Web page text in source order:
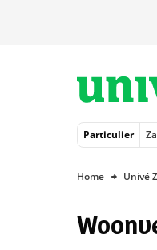
Particulier
Home Univé